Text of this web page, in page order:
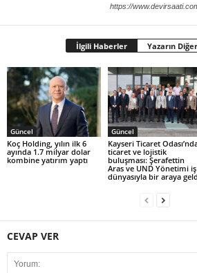
https://
İlgili Haberler Yazarın
Güncel
Koç Holding, yılın ilk 6
ayında 1.7 milyar dolar
kombine yatırım yaptı
Güncel
Kayseri Ticaret
ticaret ve lojistik
buluşması: Şerafettin
Aras ve UND Yönetimi iş
dünyasıyla bir araya
CEVAP VER